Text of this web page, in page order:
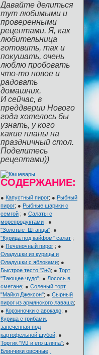
Давайте делиться
тут любимыми и
проверенными
рецептами. Я, как
любительница
готовить, так и
покушать, очень
люблю пробовать
что-то новое и
радовать
домашних.
И сейчас, в
преддверии Нового
года хотелось бы
узнать, у кого
какие планы на
праздничный стол.
Поделитесь
рецептами))
СОДЕРЖАНИЕ:
● Капустный пирог; ● Рыбный
пирог; ● Рыбные шарики с
семгой ; ●Салаты с
морепродуктами ; ●
"Золотые Штанцы"; ●
"Курица под кайфом" салат ;
● Печеночный пирог ; ●
Оладушки из курицы и
Оладушки с яблоками; ●
Быстрое тесто "3+3; ●Торт
"Тающее чудо"; ● Лосось в
сметане; ●Соленый торт
"Майкл Джексон"; ●Сырный
пирог из армянского лаваша;
● Корзиночки с авокадо; ●
Курица с грибами,
запечённая под
картофельной шубой; ●
Тортик "MJ и его шляпа"; ●
Блинчики овсяные,